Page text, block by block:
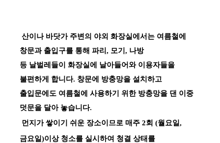
산이나 바닷가 주변의 야외 화장실에서는 여름철에
창문과 출입구를 통해 파리, 모기, 나방
등 날벌레들이 화장실에 날아들어와 이용자들을
불편하게 합니다. 창문에 방충망을 설치하고
출입문에도 여름철에 사용하기 위한 방충망을 댄 이중
덧문을 달아 놓습니다.
먼지가 쌓이기 쉬운 장소이므로 매주 2회 (월요일,
금요일)이상 청소를 실시하여 청결 상태를